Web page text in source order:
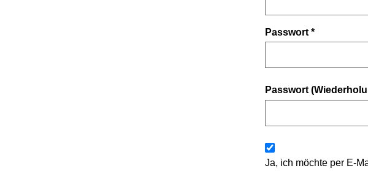
Passwort *
Passwort
Ja, ich möchte per E-